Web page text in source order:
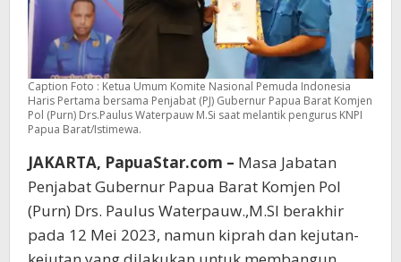
Caption Foto : Ketua Umum Komite Nasional Pemuda Indonesia
Haris Pertama bersama Penjabat (PJ) Gubernur Papua Barat Komjen
Pol (Purn) Drs.Paulus Waterpauw M.Si saat melantik pengurus KNPI
Papua Barat/Istimewa.
JAKARTA, PapuaStar.com – Masa Jabatan
Penjabat Gubernur Papua Barat Komjen Pol
(Purn) Drs. Paulus Waterpauw.,M.SI berakhir
pada 12 Mei 2023, namun kiprah dan kejutan-